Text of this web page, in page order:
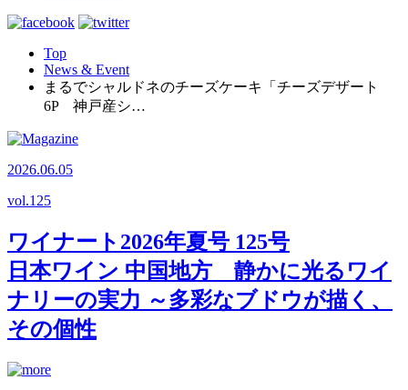
Top
News & Event
まるでシャルドネのチーズケーキ「チーズデザート
6P 神戸産シ…
2026.06.05
vol.125
ワイナート2026年夏号 125号
日本ワイン 中国地方 静かに光るワイ
ナリーの実力 ～多彩なブドウが描く、
その個性